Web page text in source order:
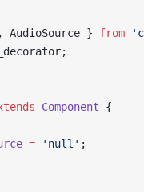
AudioSource } from
Component {
= 'null' ;